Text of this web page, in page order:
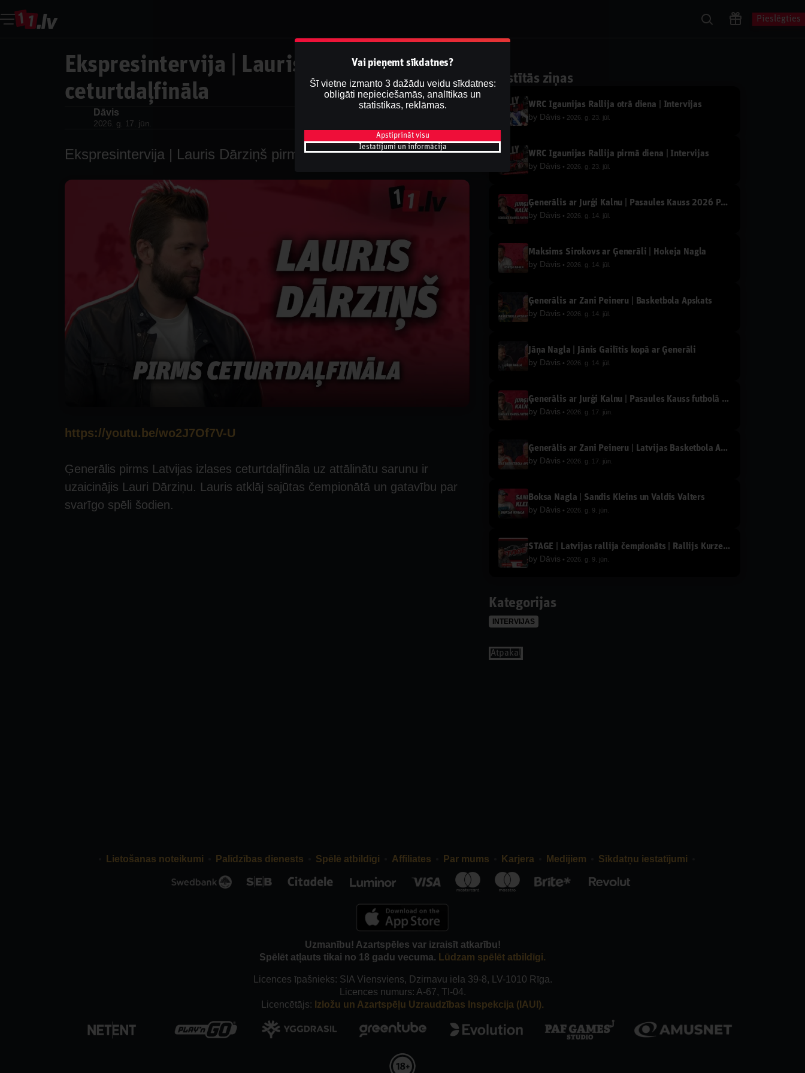
Pieslēgties
Ekspresintervija | Lauris Dārziņš pirms
ceturtdaļfināla
Dāvis
2026. g. 17. jūn.
Ekspresintervija | Lauris Dārziņš pirms ceturtdaļfināla
https://youtu.be/wo2J7Of7V-U
Ģenerālis pirms Latvijas izlases ceturtdaļfināla uz attālinātu sarunu ir
uzaicinājis Lauri Dārziņu. Lauris atklāj sajūtas čempionātā un gatavību par
svarīgo spēli šodien.
Saistītās ziņas
WRC Igaunijas Rallija otrā diena | Intervijas
by Dāvis 2026. g. 23. jūl.
WRC Igaunijas Rallija pirmā diena | Intervijas
by Dāvis 2026. g. 23. jūl.
Ģenerālis ar Jurģi Kalnu | Pasaules Kauss 2026 Play-off
by Dāvis 2026. g. 14. jūl.
Maksims Širokovs ar Ģenerāli | Hokeja Nagla
by Dāvis 2026. g. 14. jūl.
Ģenerālis ar Žani Peineru | Basketbola Apskats
by Dāvis 2026. g. 14. jūl.
Jāņa Nagla | Jānis Gailītis kopā ar Ģenerāli
by Dāvis 2026. g. 14. jūl.
Ģenerālis ar Jurģi Kalnu | Pasaules Kauss futbolā 2026
by Dāvis 2026. g. 17. jūn.
Ģenerālis ar Žani Peineru | Latvijas Basketbola Apskats
by Dāvis 2026. g. 17. jūn.
Boksa Nagla | Sandis Kleins un Valdis Valters
by Dāvis 2026. g. 9. jūn.
STAGE | Latvijas rallija čempionāts | Rallijs Kurzeme un Rallijs Talsi tuvojas
by Dāvis 2026. g. 9. jūn.
Kategorijas
INTERVIJAS
Аtpakaļ
Lietošanas noteikumi Palīdzības dienests Spēlē atbildīgi Affiliates Par mums Karjera Medijiem Sīkdatņu iestatījumi
Uzmanību! Azartspēles var izraisīt atkarību!
Spēlēt atļauts tikai no 18 gadu vecuma. Lūdzam spēlēt atbildīgi.
Licences īpašnieks: SIA Viensviens, Dzirnavu iela 39-8, LV-1010 Rīga.
Licences numurs: A-67, TI-04.
Licencētājs: Izložu un Azartspēļu Uzraudzības Inspekcija (IAUI).
Vai pieņemt sīkdatnes?
Šī vietne izmanto 3 dažādu veidu sīkdatnes:
obligāti nepieciešamās, analītikas un
statistikas, reklāmas.
Apstiprināt visu
Iestatījumi un informācija